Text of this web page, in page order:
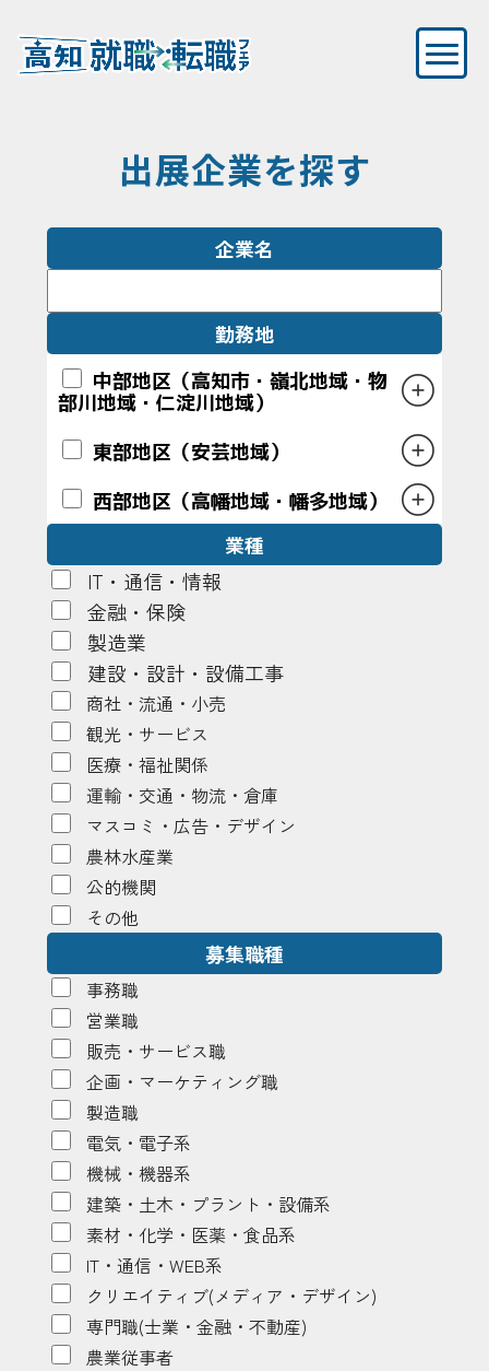
出展企業を探す
企業名
勤務地
中部地区（高知市・嶺北地域・物
部川地域・仁淀川地域）
東部地区（安芸地域）
西部地区（高幡地域・幡多地域）
業種
IT・通信・情報
金融・保険
製造業
建設・設計・設備工事
商社・流通・小売
観光・サービス
医療・福祉関係
運輸・交通・物流・倉庫
マスコミ・広告・デザイン
農林水産業
公的機関
その他
募集職種
事務職
営業職
販売・サービス職
企画・マーケティング職
製造職
電気・電子系
機械・機器系
建築・土木・プラント・設備系
素材・化学・医薬・食品系
IT・通信・WEB系
クリエイティブ(メディア・デザイン)
専門職(士業・金融・不動産)
農業従事者